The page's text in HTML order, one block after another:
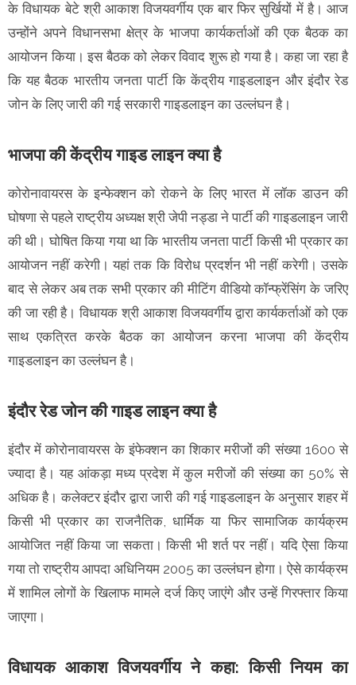
के विधायक बेटे श्री आकाश विजयवर्गीय एक बार फिर सुर्खियों में है। आज
उन्होंने अपने विधानसभा क्षेत्र के भाजपा कार्यकर्ताओं की एक बैठक का
आयोजन किया। इस बैठक को लेकर विवाद शुरू हो गया है। कहा जा रहा है
कि यह बैठक भारतीय जनता पार्टी कि केंद्रीय गाइडलाइन और इंदौर रेड
जोन के लिए जारी की गई सरकारी गाइडलाइन का उल्लंघन है।
भाजपा की केंद्रीय गाइड लाइन क्या है
कोरोनावायरस के इन्फेक्शन को रोकने के लिए भारत में लॉक डाउन की
घोषणा से पहले राष्ट्रीय अध्यक्ष श्री जेपी नड्डा ने पार्टी की गाइडलाइन जारी
की थी। घोषित किया गया था कि भारतीय जनता पार्टी किसी भी प्रकार का
आयोजन नहीं करेगी। यहां तक कि विरोध प्रदर्शन भी नहीं करेगी। उसके
बाद से लेकर अब तक सभी प्रकार की मीटिंग वीडियो कॉन्फ्रेंसिंग के जरिए
की जा रही है। विधायक श्री आकाश विजयवर्गीय द्वारा कार्यकर्ताओं को एक
साथ एकत्रित करके बैठक का आयोजन करना भाजपा की केंद्रीय
गाइडलाइन का उल्लंघन है।
इंदौर रेड जोन की गाइड लाइन क्या है
इंदौर में कोरोनावायरस के इंफेक्शन का शिकार मरीजों की संख्या 1600 से
ज्यादा है। यह आंकड़ा मध्य प्रदेश में कुल मरीजों की संख्या का 50% से
अधिक है। कलेक्टर इंदौर द्वारा जारी की गई गाइडलाइन के अनुसार शहर में
किसी भी प्रकार का राजनैतिक, धार्मिक या फिर सामाजिक कार्यक्रम
आयोजित नहीं किया जा सकता। किसी भी शर्त पर नहीं। यदि ऐसा किया
गया तो राष्ट्रीय आपदा अधिनियम 2005 का उल्लंघन होगा। ऐसे कार्यक्रम
में शामिल लोगों के खिलाफ मामले दर्ज किए जाएंगे और उन्हें गिरफ्तार किया
जाएगा।
विधायक आकाश विजयवर्गीय ने कहा: किसी नियम का